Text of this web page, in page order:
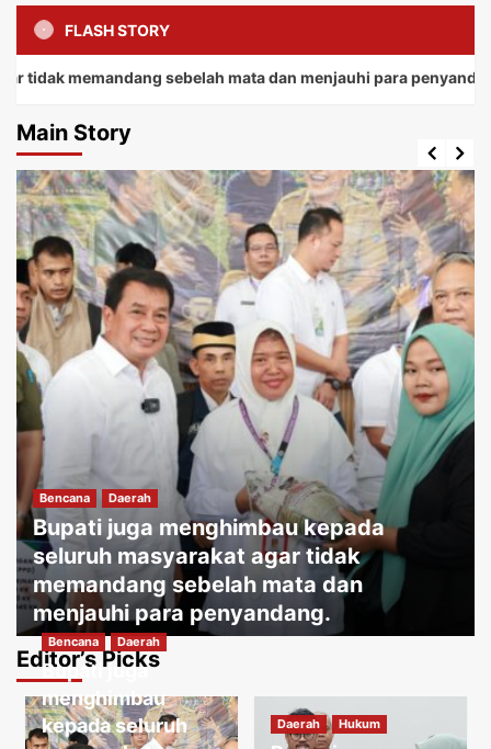
FLASH STORY
sebelah mata dan menjauhi para penyandang.
Main Story
Bencana Daerah
Bupati juga menghimbau kepada
seluruh masyarakat agar tidak
memandang sebelah mata dan
menjauhi para penyandang.
Jakartakoma Agustus 8, 2026
Editor’s Picks
Bencana Daerah
Bupati juga
menghimbau
kepada seluruh
Daerah Hukum
3
Daerah
Warga menguatirkan jika kabel jatuh
ketanah, membahayakan penduduk
sekitar.